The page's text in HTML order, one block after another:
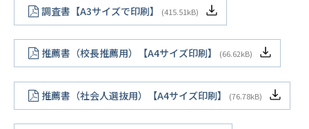
調査書【A3サイズで印刷】 415.51kB
推薦書（校長推薦用）【A4サイズ印刷】 66.62kB
推薦書（社会人選抜用）【A4サイズ印刷】 76.78kB